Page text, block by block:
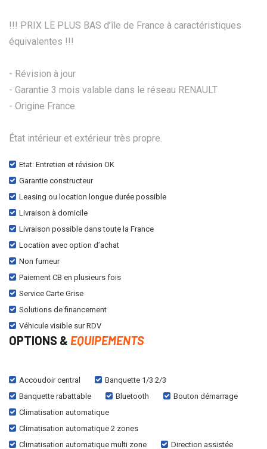
!!! PRIX LE PLUS BAS d’île de France à caractéristiques
équivalentes !!!
- Révision à jour
- Garantie 3 mois valable dans le réseau RENAULT
- Origine France
État intérieur et extérieur très propre.
Etat: Entretien et révision OK
Garantie constructeur
Leasing ou location longue durée possible
Livraison à domicile
Livraison possible dans toute la France
Location avec option d’achat
Non fumeur
Paiement CB en plusieurs fois
Service Carte Grise
Solutions de financement
Véhicule visible sur RDV
OPTIONS & EQUIPEMENTS
Accoudoir central
Banquette 1/3 2/3
Banquette rabattable
Bluetooth
Bouton démarrage
Climatisation automatique
Climatisation automatique 2 zones
Climatisation automatique multi zone
Direction assistée